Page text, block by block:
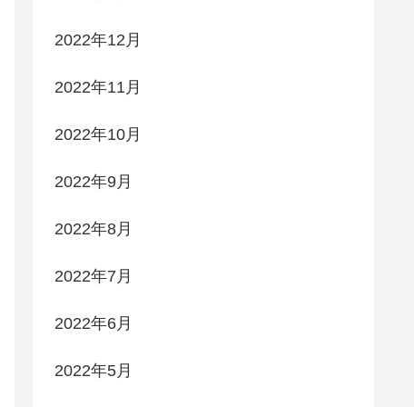
2022年12月
2022年11月
2022年10月
2022年9月
2022年8月
2022年7月
2022年6月
2022年5月